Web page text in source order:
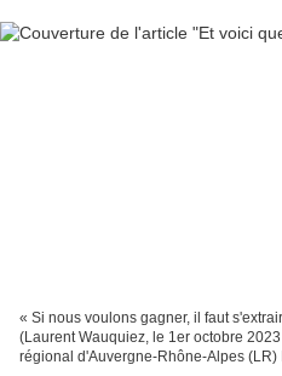
« Si nous voulons gagner, il faut
(Laurent Wauquiez, le 1er octobre
régional d'Auvergne-Rhône-Alpes